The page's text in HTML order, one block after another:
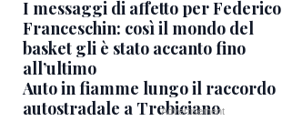
I messaggi di affetto per Federico
Franceschin: così il mondo del
basket gli è stato accanto fino
all’ultimo
Auto in fiamme lungo il raccordo
autostradale a Trebiciano